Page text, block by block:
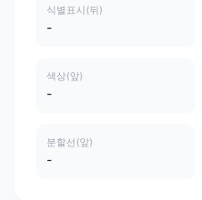
식별표시(뒤)
-
색상(앞)
-
분할선(앞)
-